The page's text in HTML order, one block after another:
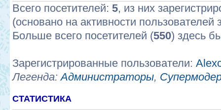
Всего посетителей: 5, из них
(основано на активности пользователей
Больше всего посетителей (550) здесь
Зарегистрированные пользователи:
Легенда:Администраторы,
СТАТИСТИКА